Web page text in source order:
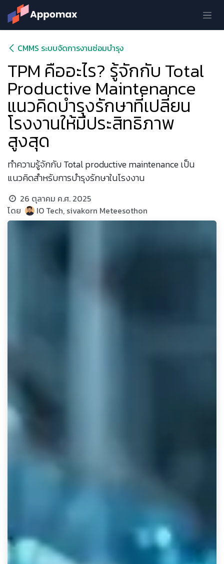
Skip to Content
CMMS ระบบจัดการงานซ่อมบำรุง
TPM คืออะไร? รู้จักกับ Total
Productive Maintenance
แนวคิดบำรุงรักษาที่เปลี่ยน
โรงงานให้มีประสิทธิภาพ
สูงสุด
ทำความรู้จักกับ Total productive maintenance เป็น
แนวคิดสำหรับการบำรุงรักษาในโรงงาน
26 ตุลาคม ค.ศ. 2025
โดย
IO Tech, sivakorn Meteesothon